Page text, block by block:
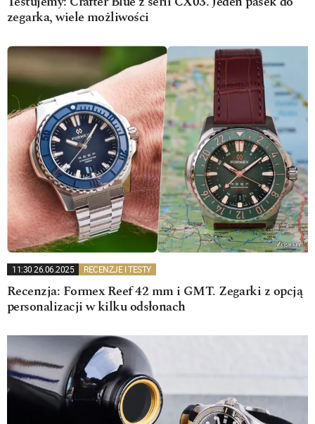
zegarka, wiele możliwości
11:30 26.06.2025 RECENZJE I TESTY
Recenzja: Formex Reef 42 mm i GMT. Zegarki z opcją
personalizacji w kilku odsłonach